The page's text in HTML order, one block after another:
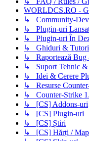
WORLDCS.RO -
↳ Community-
↳ Plugin-uri
↳ Plugin-uri În
↳ Ghiduri &
↳ Raportează Bug
↳ Suport Tehnic &
↳ Idei & Cerere
↳ Resurse
↳ Counter-Strike
↳ [CS] Addons-uri
↳ [CS] Plugin-uri
↳ [CS] Știri
↳ [CS] Hărți /